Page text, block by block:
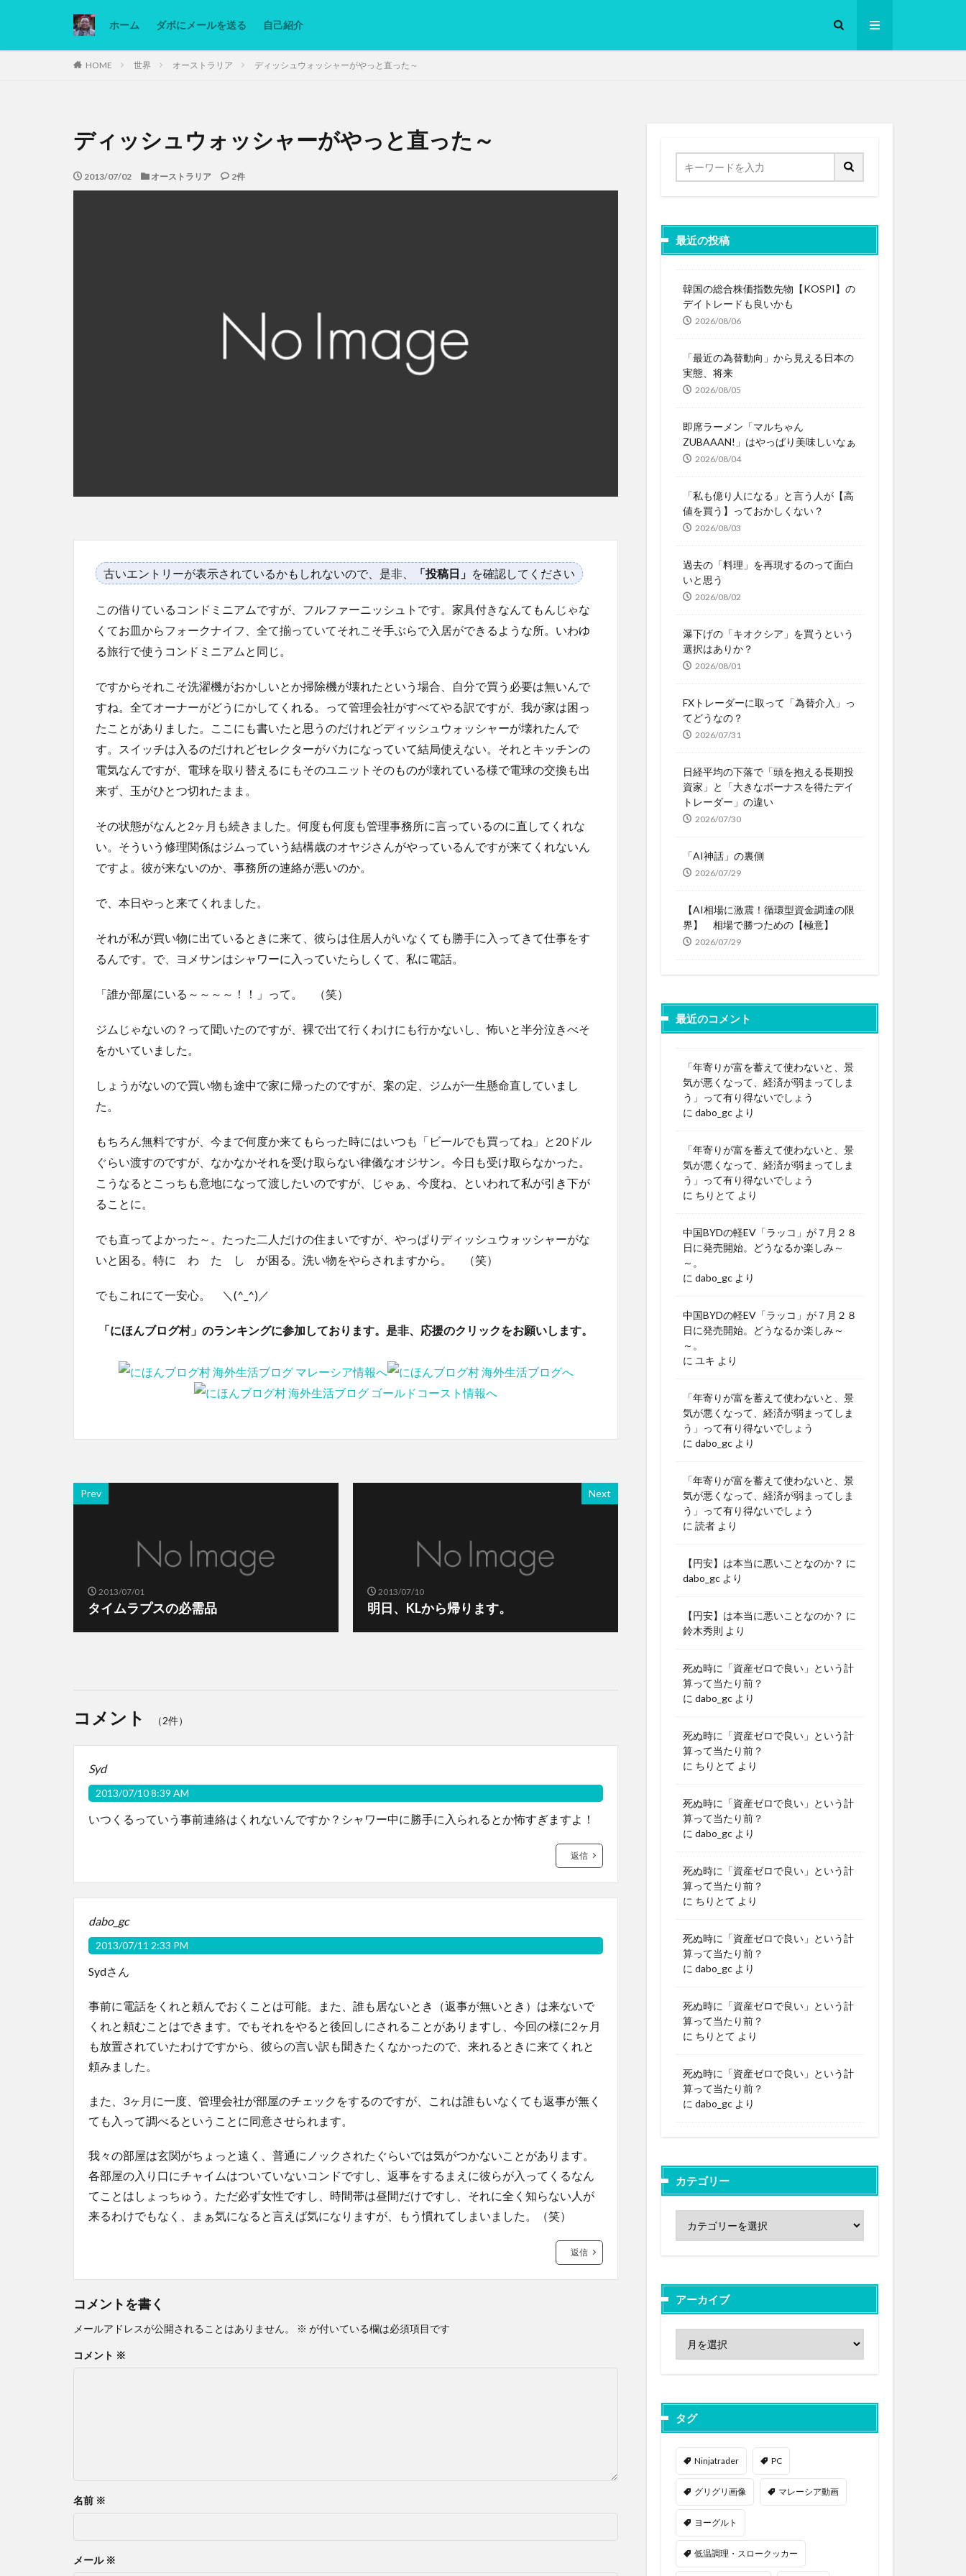
ホーム ダボにメールを送る 自己紹介
HOME 世界 オーストラリア ディッシュウォッシャーがやっと直った～
ディッシュウォッシャーがやっと直った～
2013/07/02 オーストラリア 2件
古いエントリーが表示されているかもしれないので、是非、 「投稿日」 を確認してください
この借りているコンドミニアムですが、フルファーニッシュトです。家具付きなんてもんじゃな
くてお皿からフォークナイフ、全て揃っていてそれこそ手ぶらで入居ができるような所。いわゆ
る旅行で使うコンドミニアムと同じ。
ですからそれこそ洗濯機がおかしいとか掃除機が壊れたという場合、自分で買う必要は無いんで
すね。全てオーナーがどうにかしてくれる。って管理会社がすべてやる訳ですが、我が家は困っ
たことがありました。ここにも書いたと思うのだけれどディッシュウォッシャーが壊れたんで
す。スイッチは入るのだけれどセレクターがバカになっていて結局使えない。それとキッチンの
電気なんですが、電球を取り替えるにもそのユニットそのものが壊れている様で電球の交換も出
来ず、玉がひとつ切れたまま。
その状態がなんと2ヶ月も続きました。何度も何度も管理事務所に言っているのに直してくれな
い。そういう修理関係はジムっていう結構歳のオヤジさんがやっているんですが来てくれないん
ですよ。彼が来ないのか、事務所の連絡が悪いのか。
で、本日やっと来てくれました。
それが私が買い物に出ているときに来て、彼らは住居人がいなくても勝手に入ってきて仕事をす
るんです。で、ヨメサンはシャワーに入っていたらしくて、私に電話。
「誰か部屋にいる～～～～！！」って。 （笑）
ジムじゃないの？って聞いたのですが、裸で出て行くわけにも行かないし、怖いと半分泣きべそ
をかいていました。
しょうがないので買い物も途中で家に帰ったのですが、案の定、ジムが一生懸命直していまし
た。
もちろん無料ですが、今まで何度か来てもらった時にはいつも「ビールでも買ってね」と20ドル
ぐらい渡すのですが、なかなかそれを受け取らない律儀なオジサン。今日も受け取らなかった。
こうなるとこっちも意地になって渡したいのですが、じゃぁ、今度ね、といわれて私が引き下が
ることに。
でも直ってよかった～。たった二人だけの住まいですが、やっぱりディッシュウォッシャーがな
いと困る。特に わ た し が困る。洗い物をやらされますから。 （笑）
でもこれにて一安心。 ＼(^_^)／
「にほんブログ村」のランキングに参加しております。是非、応援のクリックをお願いします。
Prev
2013/07/01
タイムラプスの必需品
Next
2013/07/10
明日、KLから帰ります。
コメント （2件）
Syd
2013/07/10 8:39 AM
いつくるっていう事前連絡はくれないんですか？シャワー中に勝手に入られるとか怖すぎますよ！
返信
dabo_gc
2013/07/11 2:33 PM
Sydさん
事前に電話をくれと頼んでおくことは可能。また、誰も居ないとき（返事が無いとき）は来ないで
くれと頼むことはできます。でもそれをやると後回しにされることがありますし、今回の様に2ヶ月
も放置されていたわけですから、彼らの言い訳も聞きたくなかったので、来れるときに来てくれと
頼みました。
また、3ヶ月に一度、管理会社が部屋のチェックをするのですが、これは誰もいなくても返事が無く
ても入って調べるということに同意させられます。
我々の部屋は玄関がちょっと遠く、普通にノックされたぐらいでは気がつかないことがあります。
各部屋の入り口にチャイムはついていないコンドですし、返事をするまえに彼らが入ってくるなん
てことはしょっちゅう。ただ必ず女性ですし、時間帯は昼間だけですし、それに全く知らない人が
来るわけでもなく、まぁ気になると言えば気になりますが、もう慣れてしまいました。（笑）
返信
コメントを書く
メールアドレスが公開されることはありません。 ※ が付いている欄は必須項目です
コメント ※
名前 ※
メール ※
最近の投稿
韓国の総合株価指数先物【KOSPI】の
デイトレードも良いかも
2026/08/06
「最近の為替動向」から見える日本の
実態、将来
2026/08/05
即席ラーメン「マルちゃん
ZUBAAAN!」はやっぱり美味しいなぁ
2026/08/04
「私も億り人になる」と言う人が【高
値を買う】っておかしくない？
2026/08/03
過去の「料理」を再現するのって面白
いと思う
2026/08/02
瀑下げの「キオクシア」を買うという
選択はありか？
2026/08/01
FXトレーダーに取って「為替介入」っ
てどうなの？
2026/07/31
日経平均の下落で「頭を抱える長期投
資家」と「大きなボーナスを得たデイ
トレーダー」の違い
2026/07/30
「AI神話」の裏側
2026/07/29
【AI相場に激震！循環型資金調達の限
界】 相場で勝つための【極意】
2026/07/29
最近のコメント
「年寄りが富を蓄えて使わないと、景
気が悪くなって、経済が弱まってしま
う」って有り得ないでしょう
に dabo_gc より
「年寄りが富を蓄えて使わないと、景
気が悪くなって、経済が弱まってしま
う」って有り得ないでしょう
に ちりとて より
中国BYDの軽EV「ラッコ」が７月２８
日に発売開始。どうなるか楽しみ～
～。
に dabo_gc より
中国BYDの軽EV「ラッコ」が７月２８
日に発売開始。どうなるか楽しみ～
～。
に ユキ より
「年寄りが富を蓄えて使わないと、景
気が悪くなって、経済が弱まってしま
う」って有り得ないでしょう
に dabo_gc より
「年寄りが富を蓄えて使わないと、景
気が悪くなって、経済が弱まってしま
う」って有り得ないでしょう
に 読者 より
【円安】は本当に悪いことなのか？ に
dabo_gc より
【円安】は本当に悪いことなのか？ に
鈴木秀則 より
死ぬ時に「資産ゼロで良い」という計
算って当たり前？
に dabo_gc より
死ぬ時に「資産ゼロで良い」という計
算って当たり前？
に ちりとて より
死ぬ時に「資産ゼロで良い」という計
算って当たり前？
に dabo_gc より
死ぬ時に「資産ゼロで良い」という計
算って当たり前？
に ちりとて より
死ぬ時に「資産ゼロで良い」という計
算って当たり前？
に dabo_gc より
死ぬ時に「資産ゼロで良い」という計
算って当たり前？
に ちりとて より
死ぬ時に「資産ゼロで良い」という計
算って当たり前？
に dabo_gc より
カテゴリー
アーカイブ
タグ
Ninjatrader PC
グリグリ画像 マレーシア動画
ヨーグルト
低温調理・スロークッカー
カテゴリー
Ninjatrader PC グリグリ画像 マレーシア動画